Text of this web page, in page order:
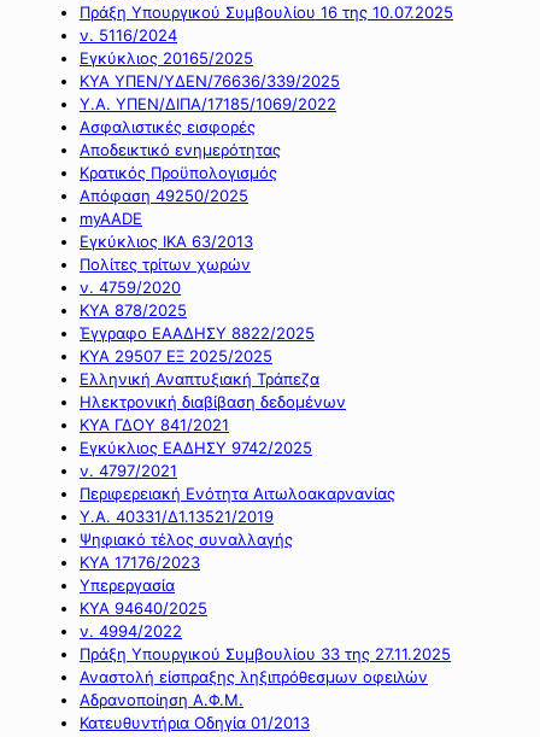
Πράξη Υπουργικού Συμβουλίου 16 της 10.07.2025
ν. 5116/2024
Εγκύκλιος 20165/2025
ΚΥΑ ΥΠΕΝ/ΥΔΕΝ/76636/339/2025
Υ.Α. ΥΠΕΝ/ΔΙΠΑ/17185/1069/2022
Ασφαλιστικές εισφορές
Αποδεικτικό ενημερότητας
Κρατικός Προϋπολογισμός
Απόφαση 49250/2025
myAADE
Εγκύκλιος ΙΚΑ 63/2013
Πολίτες τρίτων χωρών
ν. 4759/2020
ΚΥΑ 878/2025
Έγγραφο ΕΑΑΔΗΣΥ 8822/2025
ΚΥΑ 29507 ΕΞ 2025/2025
Ελληνική Αναπτυξιακή Τράπεζα
Ηλεκτρονική διαβίβαση δεδομένων
ΚΥΑ ΓΔΟΥ 841/2021
Εγκύκλιος ΕΑΔΗΣΥ 9742/2025
ν. 4797/2021
Περιφερειακή Ενότητα Αιτωλοακαρνανίας
Υ.Α. 40331/Δ1.13521/2019
Ψηφιακό τέλος συναλλαγής
ΚΥΑ 17176/2023
Υπερεργασία
ΚΥΑ 94640/2025
ν. 4994/2022
Πράξη Υπουργικού Συμβουλίου 33 της 27.11.2025
Αναστολή είσπραξης ληξιπρόθεσμων οφειλών
Αδρανοποίηση Α.Φ.Μ.
Κατευθυντήρια Οδηγία 01/2013